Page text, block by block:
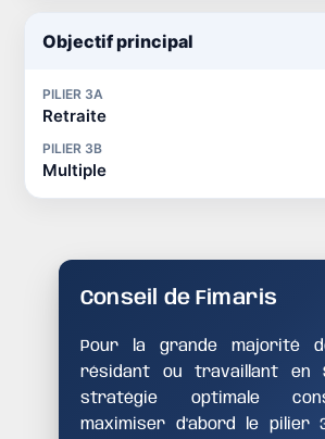
Objectif principal
PILIER 3A
Retraite
PILIER 3B
Multiple
Conseil de Fimaris
Pour la grande majorité
résidant ou travaillant en
stratégie optimale
maximiser d'abord le pilier